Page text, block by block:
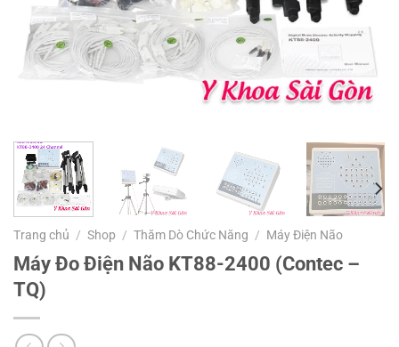
Trang chủ / Shop / Thăm Dò Chức Năng / Máy Điện Não
Máy Đo Điện Não KT88-2400 (Contec –
TQ)